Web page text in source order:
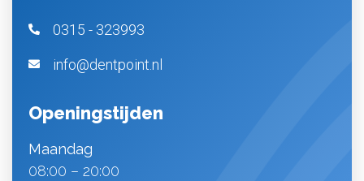
0315 - 323993
info@dentpoint.nl
Openingstijden
Maandag
08:00 – 20:00